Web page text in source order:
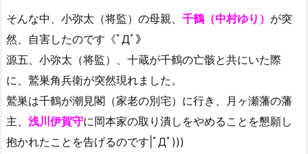
そんな中、小弥太（将監）の母親、 千鶴（中村ゆり） が突
然、自害したのです《ﾟДﾟ》
源五、小弥太（将監）、十蔵が千鶴の亡骸と共にいた際
に、鷲巣角兵衛が突然現れました。
鷲巣は千鶴が潮見閣（家老の別宅）に行き、月ヶ瀬藩の藩
主、 浅川伊賀守に岡本家の取り潰しをやめることを懇願し
抱かれたことを告げるのです|ﾟДﾟ)))